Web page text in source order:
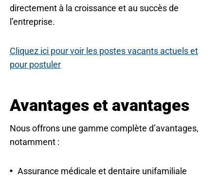
directement à la croissance et au succès de
l’entreprise.
Cliquez ici pour voir les postes vacants actuels et
pour postulero
n
n
Avantages et avantages
Nous offrons une gamme complète d’avantages,
notamment :
Assurance médicale et dentaire unifamiliale